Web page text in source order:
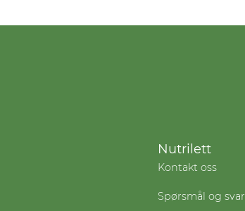
Nutrilett
Kontakt oss
Spørsmål og svar